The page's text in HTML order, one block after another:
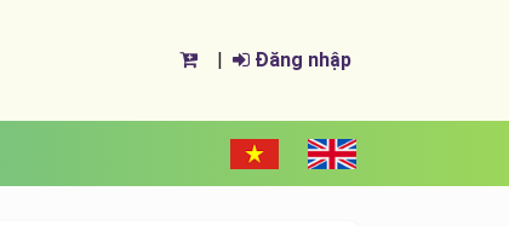
| Đăng nhập